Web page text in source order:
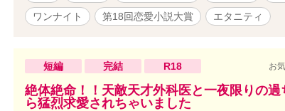
ワンナイト
第18回恋愛小説大賞 エタニティ
短編 完結 R18 お
絶体絶命！！天敵天才外科医と一夜限りの過
ら猛烈求愛されちゃいました